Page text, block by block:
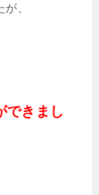
、
できまし